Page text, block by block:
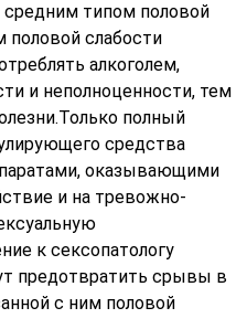
типом половой
половой слабости
алкоголем,
и неполноценности, тем
полный
средства
оказывающими
и на тревожно-
к сексопатологу
предотвратить срывы в
с ним половой